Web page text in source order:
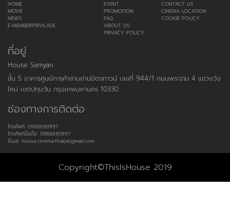
HOME
MOVIE
NEWS
E-MEMBERPRIVILAGE
EVENT
PROMOTION
FAQ
ABOUT US
PRIVACY POLICY
CONTACT US
CINEMA LOCATION
COOKIE POLICY
ที่อยู่
House Samyan
ชั้น 5 อาคารศูนย์การค้าสามย่านมิตรทาวน์ เลขที่ 944/1 ถนนพระราม 4 แขวงวัง
ใหม่ เขตปทุมวัน กรุงเทพมหานคร 10330
ช่องทางการติดต่อ
โทรศัพท์: 0988690997
โทรศัพท์มือถือ: 0988690997
อีเมล: house.cinema.thai(at)gmail.com
Copyright©ThisIsHouse 2019